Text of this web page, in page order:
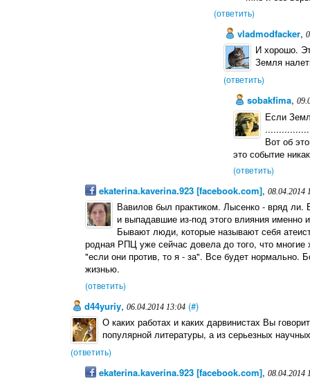
(ответить)
vladmodfacker,
И хорошо.
Земля
(ответить)
sobakfima,
Если
Вот об
это событие
(ответить)
ekaterina.kaverina.923 [facebook.com], 08.04.2014
Вавилов был практиком. Лысенко - вряд
и выпадавшие из-под этого влияния именно
Бывают люди, которые называют себя
родная РПЦ уже сейчас довела до того, что
"если они против, то я - за". Все будет нормально.
жизнью.
(ответить)
d44yuriy,06.04.2014 13:04 (#)
О каких работах и каких дарвинистах Вы
популярной литературы, а из серьезных
(ответить)
ekaterina.kaverina.923 [facebook.com], 08.04.2014